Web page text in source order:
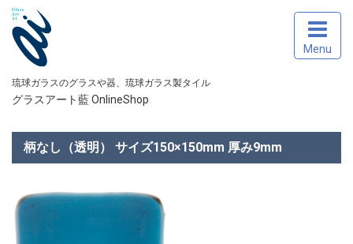
琉球ガラスのグラスや器、琉球ガラス製タイル
グラスアート藍 OnlineShop
Menu
柄なし（透明） サイズ150×150mm 厚み9mm